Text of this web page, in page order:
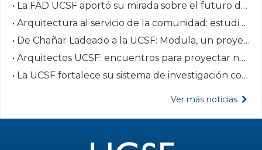
• La FAD UCSF aportó su mirada sobre el futuro de Plaza Italia
• Arquitectura al servicio de la comunidad: estudiantes de la UCSF proyectaron una escuela de oficios
• De Chañar Ladeado a la UCSF: Modula, un proyecto para transformar los espacios públicos
• Arquitectos UCSF: encuentros para proyectar nuevas iniciativas
• La UCSF fortalece su sistema de investigación con la labor de sus investigadores categorizados
Ver más noticias